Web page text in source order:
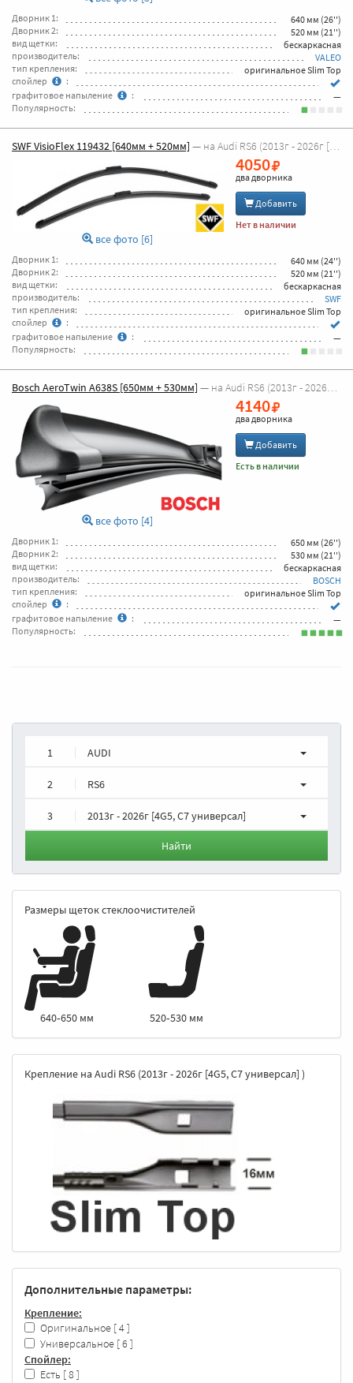
Дворник 1:
640 мм (26'')
Дворник 2:
520 мм (21'')
вид щетки:
бескаркасная
производитель:
VALEO
тип крепления:
оригинальное Slim Top
спойлер
:
графитовое напыление
:
—
Популярность:
SWF VisioFlex 119432 [640мм + 520мм] — на Audi RS6 (2013г - 2026г [4G5, C7 универсал] )
все фото [6]
4050
два дворника
Добавить
Нет в наличии
Дворник 1:
640 мм (24'')
Дворник 2:
520 мм (21'')
вид щетки:
бескаркасная
производитель:
SWF
тип крепления:
оригинальное Slim Top
спойлер
:
графитовое напыление
:
—
Популярность:
Bosch AeroTwin A638S [650мм + 530мм] — на Audi RS6 (2013г - 2026г [4G5, C7 универсал] )
все фото [4]
4140
два дворника
Добавить
Есть в наличии
Дворник 1:
650 мм (26'')
Дворник 2:
530 мм (21'')
вид щетки:
бескаркасная
производитель:
BOSCH
тип крепления:
оригинальное Slim Top
спойлер
:
графитовое напыление
:
—
Популярность:
1 AUDI
2 RS6
3 2013г - 2026г [4G5, C7 универсал]
Найти
Размеры щеток стеклоочистителей
640‑650 мм 520‑530 мм
Крепление на Audi RS6 (2013г - 2026г [4G5, C7 универсал] )
Дополнительные параметры:
Крепление:
Оригинальное [ 4 ]
Универсальное [ 6 ]
Спойлер:
Есть [ 8 ]